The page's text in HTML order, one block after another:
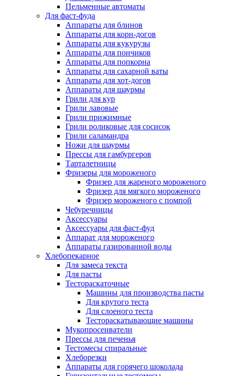
Пельменные автоматы
Для фаст-фуда
Аппараты для блинов
Аппараты для корн-догов
Аппараты для кукурузы
Аппараты для пончиков
Аппараты для попкорна
Аппараты для сахарной ваты
Аппараты для хот-догов
Аппараты для шаурмы
Грили для кур
Грили лавовые
Грили прижимные
Грили роликовые для сосисок
Грили саламандра
Ножи для шаурмы
Прессы для гамбургеров
Тарталетницы
Фризеры для мороженого
Фризер для жареного мороженого
Фризер для мягкого мороженого
Фризер мороженого с помпой
Чебуречницы
Аксессуары
Аксессуары для фаст-фуд
Аппарат для мороженого
Аппараты газированной воды
Хлебопекарное
Для замеса текста
Для пасты
Тестораскаточные
Машины для производства пасты
Для крутого теста
Для слоеного теста
Тестораскатывающие машины
Мукопросеиватели
Прессы для печенья
Тестомесы спиральные
Хлеборезки
Аппараты для горячего шоколада